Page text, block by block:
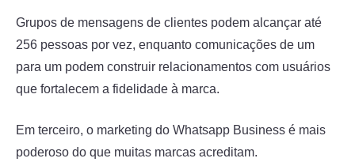
Grupos de mensagens de clientes podem alcançar até
256 pessoas por vez, enquanto comunicações de um
para um podem construir relacionamentos com usuários
que fortalecem a fidelidade à marca.
Em terceiro, o marketing do Whatsapp Business é mais
poderoso do que muitas marcas acreditam.